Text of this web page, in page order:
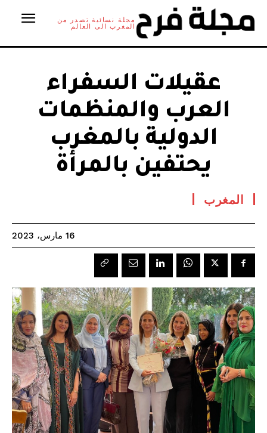
مجلة نسائية تصدر من
المغرب الى العالم
عقيلات السفراء
العرب والمنظمات
الدولية بالمغرب
يحتفين بالمرأة
المغرب
16 مارس، 2023